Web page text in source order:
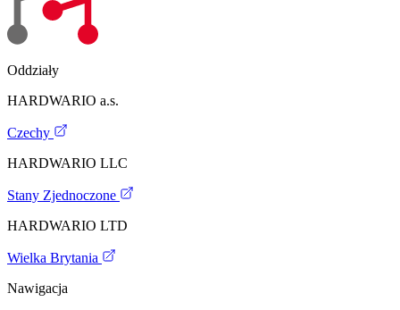
Oddziały
HARDWARIO a.s.
Czechy
HARDWARIO LLC
Stany Zjednoczone
HARDWARIO LTD
Wielka Brytania
Nawigacja